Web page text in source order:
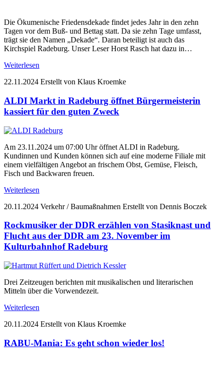
Die Ökumenische Friedensdekade findet jedes Jahr in den zehn
Tagen vor dem Buß- und Bettag statt. Da sie zehn Tage umfasst,
trägt sie den Namen „Dekade“. Daran beteiligt ist auch das
Kirchspiel Radeburg. Unser Leser Horst Rasch hat dazu in…
Weiterlesen
22.11.2024 Erstellt von Klaus Kroemke
ALDI Markt in Radeburg öffnet Bürgermeisterin
kassiert für den guten Zweck
Am 23.11.2024 um 07:00 Uhr öffnet ALDI in Radeburg.
Kundinnen und Kunden können sich auf eine moderne Filiale mit
einem vielfältigen Angebot an frischem Obst, Gemüse, Fleisch,
Fisch und Backwaren freuen.
Weiterlesen
20.11.2024 Verkehr / Baumaßnahmen Erstellt von Dennis Boczek
Rockmusiker der DDR erzählen von Stasiknast und
Flucht aus der DDR am 23. November im
Kulturbahnhof Radeburg
Drei Zeitzeugen berichten mit musikalischen und literarischen
Mitteln über die Vorwendezeit.
Weiterlesen
20.11.2024 Erstellt von Klaus Kroemke
RABU-Mania: Es geht schon wieder los!